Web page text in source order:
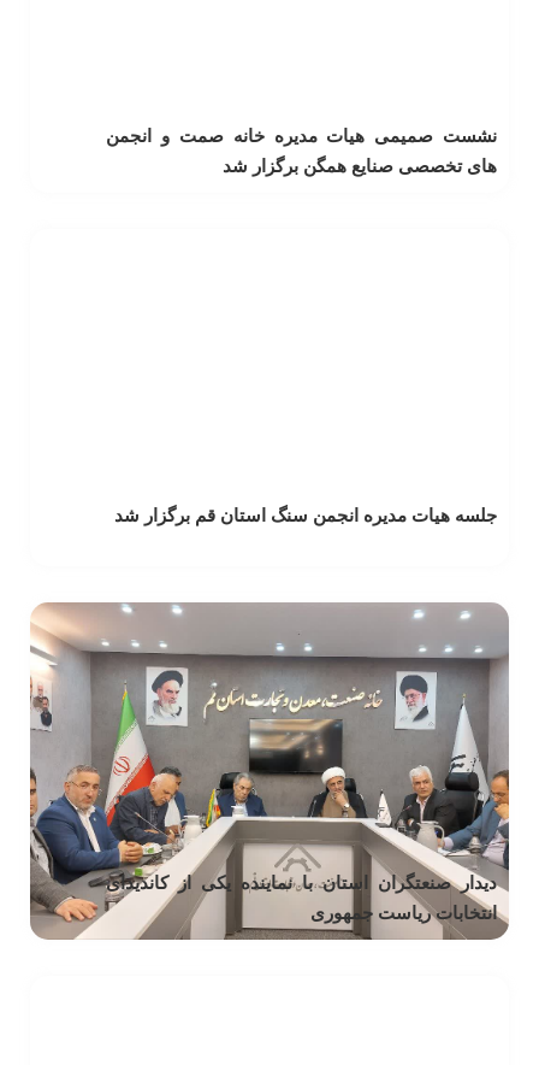
نشست صمیمی هیات مدیره خانه صمت و انجمن
های تخصصی صنایع همگن برگزار شد
جلسه هیات مدیره انجمن سنگ استان قم برگزار شد
دیدار صنعتگران استان با نماینده یکی از کاندیدای
انتخابات ریاست جمهوری